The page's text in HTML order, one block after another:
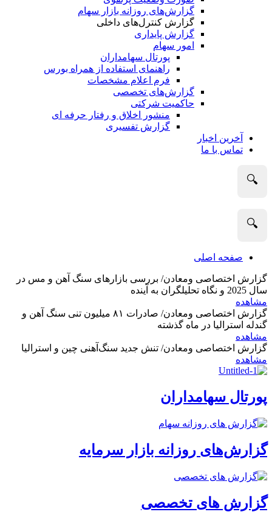
گزارش‌های روزانه بازار سهام
گزارش کنترل‌های داخلی
گزارش پایداری
امور سهام
پورتال سهامداران
راهنمای استفاده از همراه بورس
فرم اعلام مشخصات
گزارش‌های تخصصی
حاکمیت شرکتی
منشور اخلاق و رفتار حرفه­ ای
گزارش تفسیری
آخرین اخبار
تماس با ما
🔍
🔍
صفحه اصلی
گزارش اختصاصی ومعادن/ بررسی بازارهای سنگ آهن و مس در
سال 2025 و نگاه تحلیلگران به آینده
مشاهده
گزارش اختصاصی ومعادن/ صادرات ۸۱ میلیون تنی سنگ آهن و
گندله استرالیا در ماه گذشته
مشاهده
گزارش اختصاصی ومعادن/ تنش جدید سنگ‌آهنی چین و استرالیا
مشاهده
پورتال سهامداران
گزارش‌های روزانه بازار سرمایه
گزارش های تخصصی